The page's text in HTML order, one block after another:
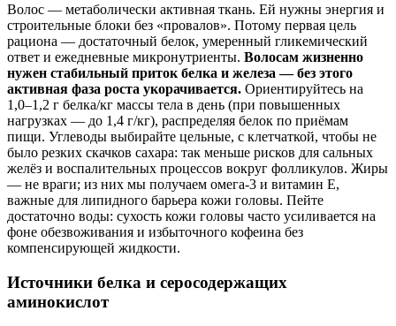
Волос — метаболически активная ткань. Ей нужны энергия и
строительные блоки без «провалов». Потому первая цель
рационa — достаточный белок, умеренный гликемический
ответ и ежедневные микронутриенты. Волосам жизненно
нужен стабильный приток белка и железа — без этого
активная фаза роста укорачивается. Ориентируйтесь на
1,0–1,2 г белка/кг массы тела в день (при повышенных
нагрузках — до 1,4 г/кг), распределяя белок по приёмам
пищи. Углеводы выбирайте цельные, с клетчаткой, чтобы не
было резких скачков сахара: так меньше рисков для сальных
желёз и воспалительных процессов вокруг фолликулов. Жиры
— не враги; из них мы получаем омега‑3 и витамин Е,
важные для липидного барьера кожи головы. Пейте
достаточно воды: сухость кожи головы часто усиливается на
фоне обезвоживания и избыточного кофеина без
компенсирующей жидкости.
Источники белка и серосодержащих
аминокислот